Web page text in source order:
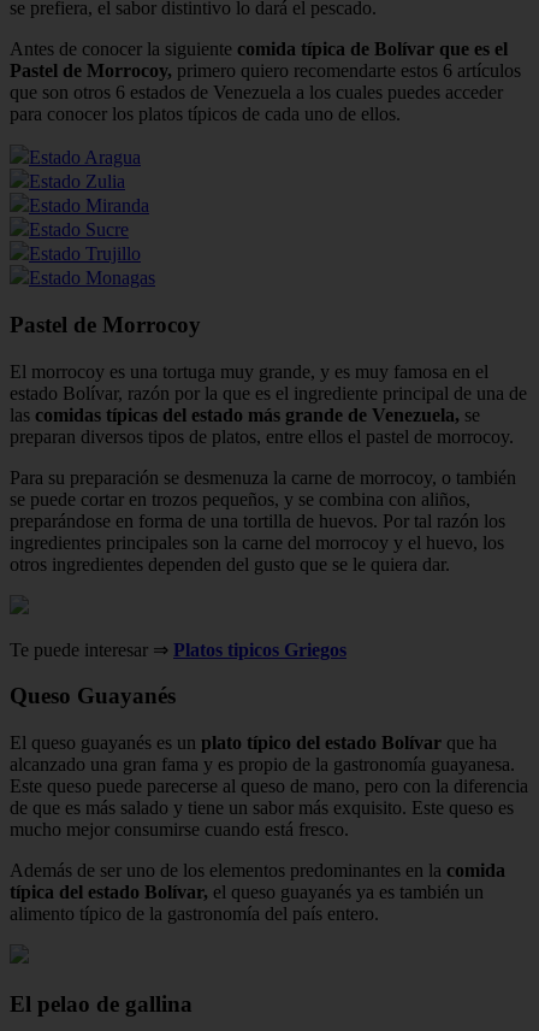
se prefiera, el sabor distintivo lo dará el pescado.
Antes de conocer la siguiente comida típica de Bolívar que es el
Pastel de Morrocoy, primero quiero recomendarte estos 6 artículos
que son otros 6 estados de Venezuela a los cuales puedes acceder
para conocer los platos típicos de cada uno de ellos.
Estado Aragua
Estado Zulia
Estado Miranda
Estado Sucre
Estado Trujillo
Estado Monagas
Pastel de Morrocoy
El morrocoy es una tortuga muy grande, y es muy famosa en el
estado Bolívar, razón por la que es el ingrediente principal de una de
las comidas típicas del estado más grande de Venezuela, se
preparan diversos tipos de platos, entre ellos el pastel de morrocoy.
Para su preparación se desmenuza la carne de morrocoy, o también
se puede cortar en trozos pequeños, y se combina con aliños,
preparándose en forma de una tortilla de huevos. Por tal razón los
ingredientes principales son la carne del morrocoy y el huevo, los
otros ingredientes dependen del gusto que se le quiera dar.
Te puede interesar ⇒ Platos tipicos Griegos
Queso Guayanés
El queso guayanés es un plato típico del estado Bolívar que ha
alcanzado una gran fama y es propio de la gastronomía guayanesa.
Este queso puede parecerse al queso de mano, pero con la diferencia
de que es más salado y tiene un sabor más exquisito. Este queso es
mucho mejor consumirse cuando está fresco.
Además de ser uno de los elementos predominantes en la comida
típica del estado Bolívar, el queso guayanés ya es también un
alimento típico de la gastronomía del país entero.
El pelao de gallina